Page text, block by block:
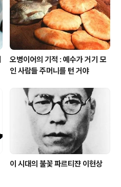
오병이어의 기적 : 예수가 거기 모
인 사람들 주머니를 턴 거야
이 시대의 불꽃 파르티쟌 이현상